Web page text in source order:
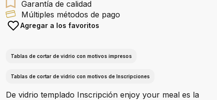
Garantía de calidad
Múltiples métodos de pago
Agregar a los favoritos
Tablas de cortar de vidrio con motivos impresos
Tablas de cortar de vidrio con motivos de Inscripciones
De vidrio templado Inscripción enjoy your meal es la